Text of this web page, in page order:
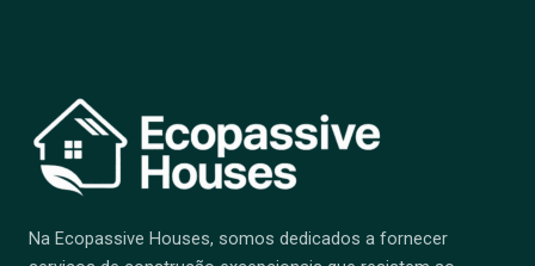
Na Ecopassive Houses, somos dedicados a fornecer